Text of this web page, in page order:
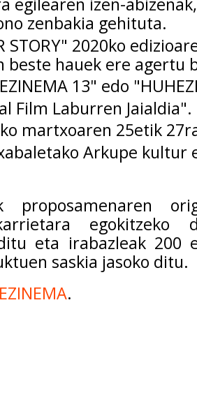
egilearen izen-
zenbakia gehituta.
STORY" 2020ko
beste hauek ere agertu
13" edo
Film Laburren Jaialdia".
martxoaren 25etik
Arkupe kultur
proposamenaren
egokitzeko
eta irabazleak 200
saskia jasoko ditu.
.